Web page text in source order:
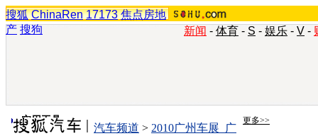
搜狐 ChinaRen 17173 焦点房地
产 搜狗 新闻 - 体育 - S - 娱乐 - V -
实用工具 更多>>
汽车频道 > 2010广州车展_广